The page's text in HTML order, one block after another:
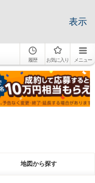
表示
履歴 お気に入り メニュー
地図から探す